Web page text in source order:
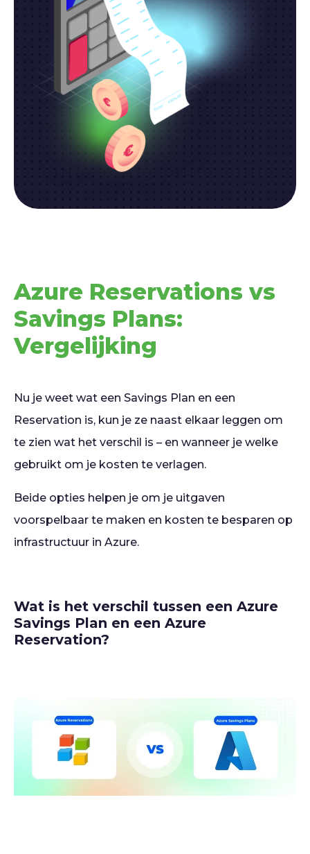
Azure Reservations vs
Savings Plans:
Vergelijking
Nu je weet wat een Savings Plan en een
Reservation is, kun je ze naast elkaar leggen om
te zien wat het verschil is – en wanneer je welke
gebruikt om je kosten te verlagen.
Beide opties helpen je om je uitgaven
voorspelbaar te maken en kosten te besparen op
infrastructuur in Azure.
Wat is het verschil tussen een Azure
Savings Plan en een Azure
Reservation?